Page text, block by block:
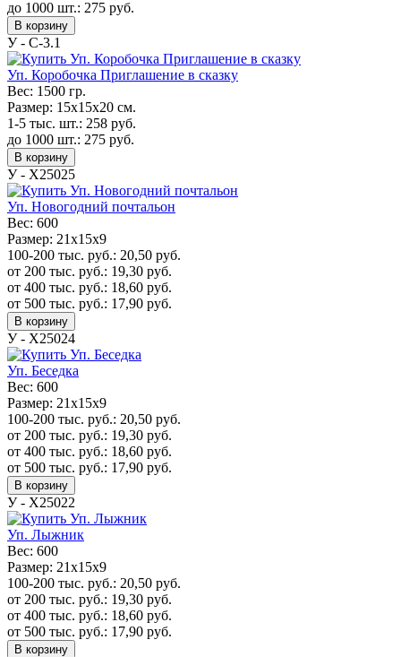
до 1000 шт.: 275 руб.
В корзину
У - C-3.1
Уп. Коробочка Приглашение в сказку
Вес: 1500 гр.
Размер: 15х15х20 см.
1-5 тыс. шт.: 258 руб.
до 1000 шт.: 275 руб.
В корзину
У - Х25025
Уп. Новогодний почтальон
Вес: 600
Размер: 21х15х9
100-200 тыс. руб.: 20,50 руб.
от 200 тыс. руб.: 19,30 руб.
от 400 тыс. руб.: 18,60 руб.
от 500 тыс. руб.: 17,90 руб.
В корзину
У - Х25024
Уп. Беседка
Вес: 600
Размер: 21х15х9
100-200 тыс. руб.: 20,50 руб.
от 200 тыс. руб.: 19,30 руб.
от 400 тыс. руб.: 18,60 руб.
от 500 тыс. руб.: 17,90 руб.
В корзину
У - Х25022
Уп. Лыжник
Вес: 600
Размер: 21х15х9
100-200 тыс. руб.: 20,50 руб.
от 200 тыс. руб.: 19,30 руб.
от 400 тыс. руб.: 18,60 руб.
от 500 тыс. руб.: 17,90 руб.
В корзину